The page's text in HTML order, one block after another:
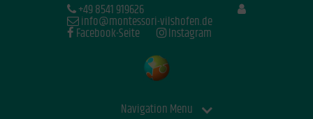
+49 8541 919626
info@montessori-vilshofen.de
Facebook-Seite Instagram
Navigation Menu